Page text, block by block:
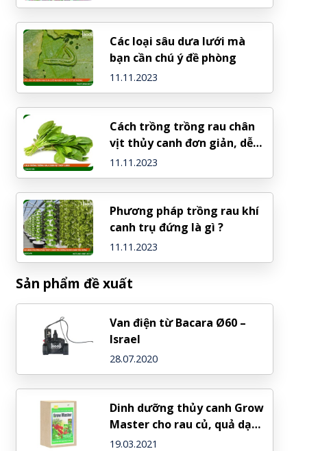
Các loại sâu dưa lưới mà
bạn cần chú ý đề phòng
11.11.2023
Cách trồng trồng rau chân
vịt thủy canh đơn giản, dễ
làm
11.11.2023
Phương pháp trồng rau khí
canh trụ đứng là gì ?
11.11.2023
Sản phẩm đề xuất
Van điện từ Bacara Ø60 –
Israel
28.07.2020
Dinh dưỡng thủy canh Grow
Master cho rau củ, quả dạng
bột
19.03.2021